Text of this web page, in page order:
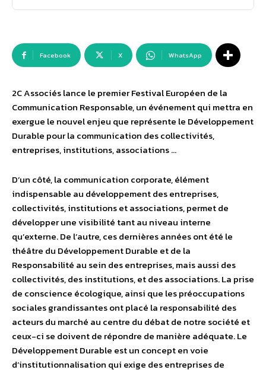
Facebook X WhatsApp
2C Associés lance le premier Festival Européen de la
Communication Responsable, un événement qui mettra en
exergue le nouvel enjeu que représente le Développement
Durable pour la communication des collectivités,
entreprises, institutions, associations …
D’un côté, la communication corporate, élément
indispensable au développement des entreprises,
collectivités, institutions et associations, permet de
développer une visibilité tant au niveau interne
qu’externe. De l’autre, ces dernières années ont été le
théâtre du Développement Durable et de la
Responsabilité au sein des entreprises, mais aussi des
collectivités, des institutions, et des associations. La prise
de conscience écologique, ainsi que les préoccupations
sociales grandissantes ont placé la responsabilité des
acteurs du marché au centre du débat de notre société et
ceux-ci se doivent de répondre de manière adéquate. Le
Développement Durable est un concept en voie
d’institutionnalisation qui exige des entreprises de